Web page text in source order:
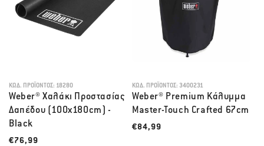
ΚΩΔ. ΠΡΟΪΌΝΤΟΣ: 18280
Weber® Χαλάκι Προστασίας
Δαπέδου (100x180cm) -
Black
Λιανική τιμή
€76,99
ΚΩΔ. ΠΡΟΪΌΝΤΟΣ: 3400231
Weber® Premium Κάλυμμα
Master-Touch Crafted 67cm
Λιανική τιμή
€84,99